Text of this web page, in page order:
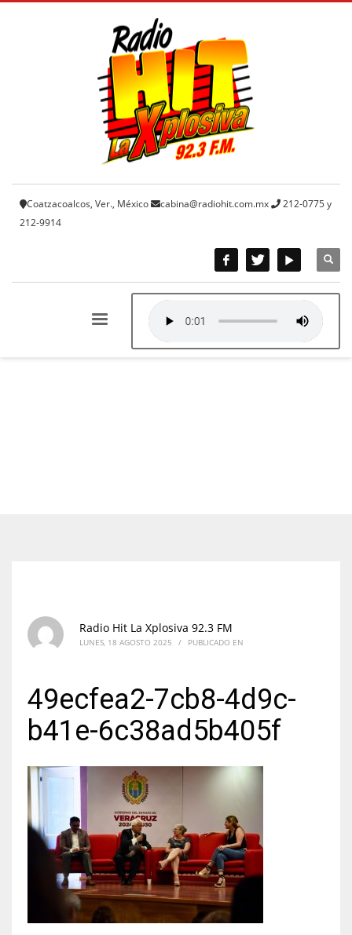
Coatzacoalcos, Ver., México cabina@radiohit.com.mx
212-0775 y
212-9914
Radio Hit La Xplosiva 92.3 FM
LUNES, 18 AGOSTO 2025 / PUBLICADO EN
49ecfea2-7cb8-4d9c-
b41e-6c38ad5b405f